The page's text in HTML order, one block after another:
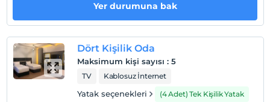
En geç saat 11:00 ve öncesi
Evcil Hayvan
Evcil hayvan kabul edilmemektedir.
Sigara
Odalarda sigara içilmez
Yer durumuna bak
Dört Kişilik Oda
Maksimum kişi sayısı : 5
TV Kablosuz İnternet
Yatak seçenekleri
(4 Adet) Tek Kişilik Yatak